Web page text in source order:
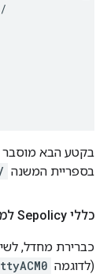
בקטע הבא מוסבר
בספריית המשנה
כללי Sepolicy למכשיר RCP
(לדוגמה